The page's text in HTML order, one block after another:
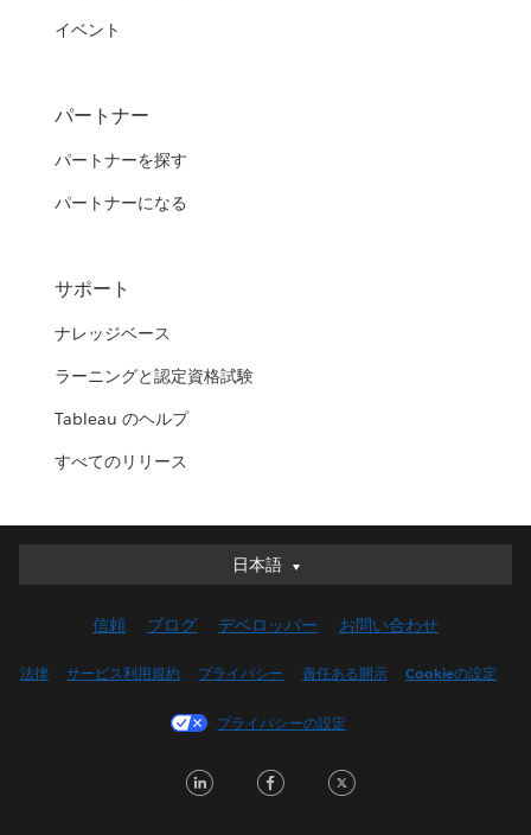
イベント
パートナー
パートナーを探す
パートナーになる
サポート
ナレッジベース
ラーニングと認定資格試験
Tableau のヘルプ
すべてのリリース
日本語
日本語
English (UK)
Français (Canada)
Italiano
信頼 ブログ デベロッパー お問い合わせ
法律 サービス利用規約 プライバシー 責任ある開示 Cookieの設定
プライバシーの設定
LinkedInFacebook